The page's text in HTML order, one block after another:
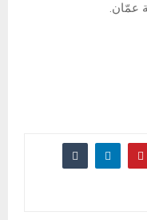
عمّان.